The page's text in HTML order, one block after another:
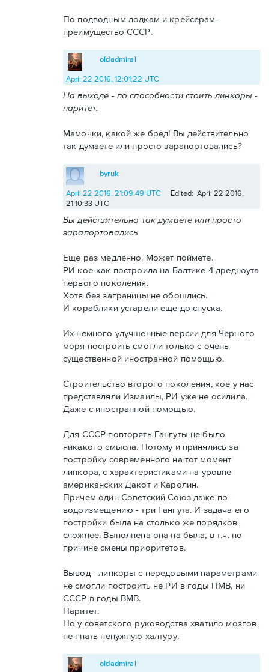
По подводным лодкам и крейсерам -
преимущество СССР.
oldadmiral
April 22 2016, 12:01:22 UTC
На выходе - по способности стоить линкоры -
паритет.
Мамочки, какой же бред! Вы действительно
так думаете или просто зарапортовались?
byruk
April 22 2016, 21:09:49 UTC
Edited: April 22 2016,
21:10:33 UTC
Вы действительно так думаете или просто
зарапортовались
Еще раз медленно. Может поймете.
РИ кое-как построила на Балтике 4 дредноута
первого поколения.
Хотя без заграницы не обошлись.
И кораблики устарели еще до спуска.
Их немного улучшенные версии для Черного
моря построить смогли только с очень
существенной иностранной помощью.
Строительство второго поколения, кое у нас
представляли Измаилы, РИ уже не осилила.
Даже с иностранной помощью.
Для СССР повторять Гангуты не было
никакого смысла. Потому и принялись за
постройку современного на тот момент
линкора, с характеристиками на уровне
американских Дакот и Каролин.
Причем один Советский Союз даже по
водоизмещению - три Гангута. И задача его
постройки была на столько же порядков
сложнее. Выполнена она на была, в т.ч. по
причине смены приоритетов.
Вывод - линкоры с передовыми параметрами
не смогли построить не РИ в годы ПМВ, ни
СССР в годы ВМВ.
Паритет.
Но у советского руководства хватило мозгов
не гнать ненужную халтуру.
oldadmiral